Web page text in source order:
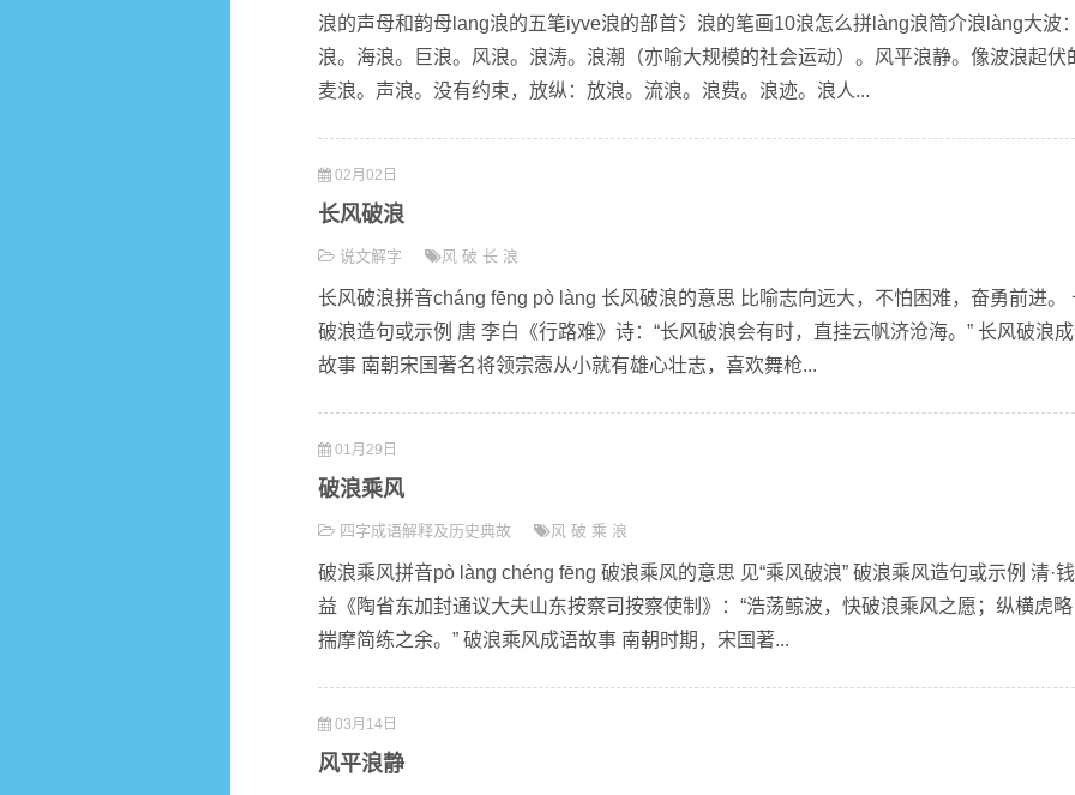
浪的声母和韵母lang浪的五笔iyve浪的部首氵浪的笔画10浪怎么拼làng浪简介浪làng大波
浪。海浪。巨浪。风浪。浪涛。浪潮（亦喻大规模的社会运动）。风平浪静。像波浪起伏
麦浪。声浪。没有约束，放纵：放浪。流浪。浪费。浪迹。浪人...
02月02日
长风破浪
说文解字 风 破 长 浪
长风破浪拼音cháng fēng pò làng 长风破浪的意思 比喻志向远大，不怕困难，奋勇前进。
破浪造句或示例 唐 李白《行路难》诗：“长风破浪会有时，直挂云帆济沧海。” 长风破浪
故事 南朝宋国著名将领宗悫从小就有雄心壮志，喜欢舞枪...
01月29日
破浪乘风
四字成语解释及历史典故 风 破 乘 浪
破浪乘风拼音pò làng chéng fēng 破浪乘风的意思 见“乘风破浪” 破浪乘风造句或示例 清·
益《陶省东加封通议大夫山东按察司按察使制》：“浩荡鲸波，快破浪乘风之愿；纵横虎
揣摩简练之余。” 破浪乘风成语故事 南朝时期，宋国著...
03月14日
风平浪静